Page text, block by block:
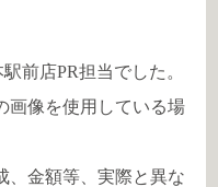
前店PR担当でした。
画像を使用している場
、金額等、実際と異な